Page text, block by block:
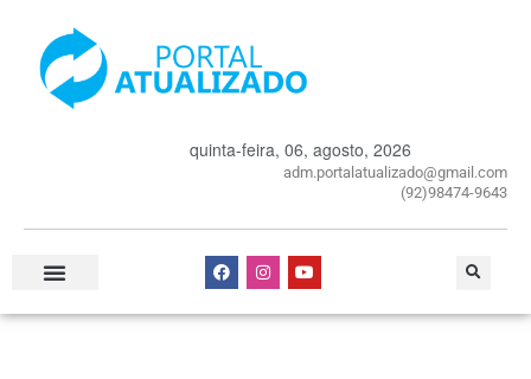
quinta-feira, 06, agosto, 2026
adm.portalatualizado@gmail.com
(92)98474-9643